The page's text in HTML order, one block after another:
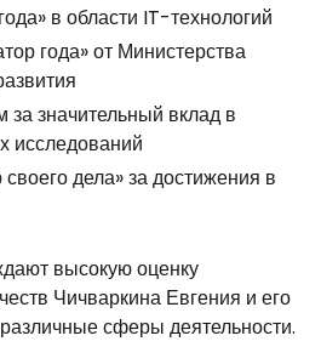
в области IT-технологий
года» от Министерства
значительный вклад в
исследований
дела» за достижения в
высокую оценку
Чичваркина Евгения и его
сферы деятельности.